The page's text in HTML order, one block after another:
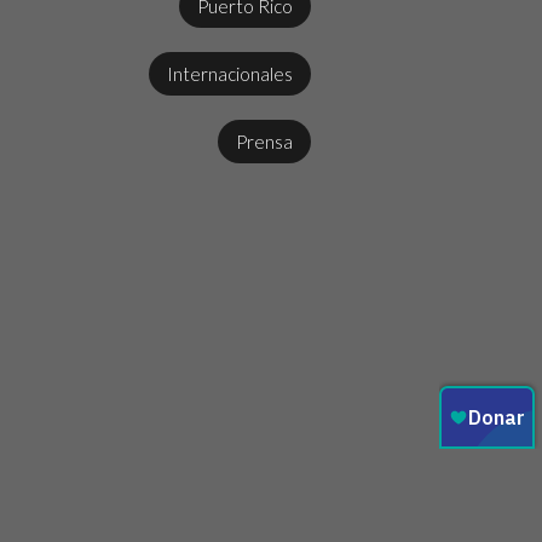
Puerto Rico
Internacionales
Prensa